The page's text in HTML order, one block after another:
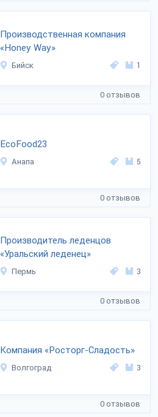
Производственная компания
«Honey Way»
Бийск 1
0 отзывов
EcoFood23
Анапа 5
0 отзывов
Производитель леденцов
«Уральский леденец»
Пермь 3
0 отзывов
Компания «Росторг-Сладость»
Волгоград 3
0 отзывов